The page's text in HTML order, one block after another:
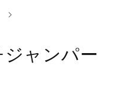
ャンパー